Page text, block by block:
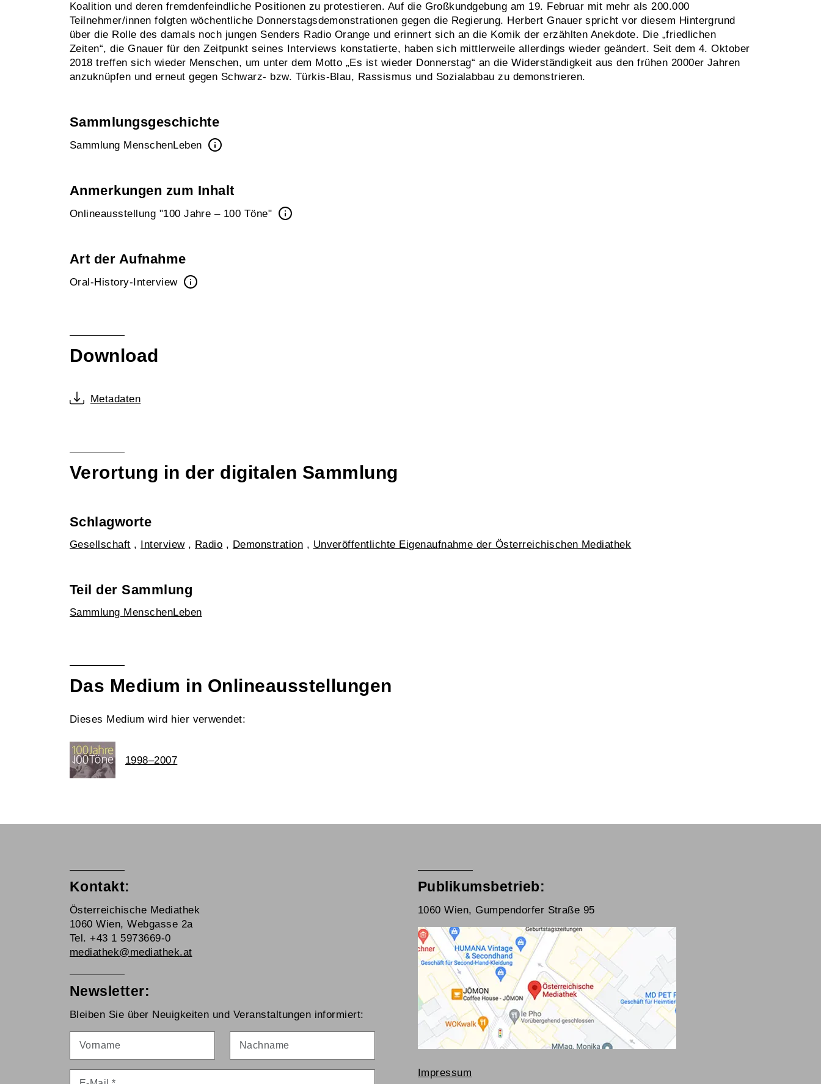
Koalition und deren fremdenfeindliche Positionen zu protestieren. Auf die Großkundgebung am 19. Februar mit mehr als 200.000
Teilnehmer/innen folgten wöchentliche Donnerstagsdemonstrationen gegen die Regierung. Herbert Gnauer spricht vor diesem Hintergrund
über die Rolle des damals noch jungen Senders Radio Orange und erinnert sich an die Komik der erzählten Anekdote. Die „friedlichen
Zeiten“, die Gnauer für den Zeitpunkt seines Interviews konstatierte, haben sich mittlerweile allerdings wieder geändert. Seit dem 4. Oktober
2018 treffen sich wieder Menschen, um unter dem Motto „Es ist wieder Donnerstag“ an die Widerständigkeit aus den frühen 2000er Jahren
anzuknüpfen und erneut gegen Schwarz- bzw. Türkis-Blau, Rassismus und Sozialabbau zu demonstrieren.
Sammlungsgeschichte
Sammlung MenschenLeben
Anmerkungen zum Inhalt
Onlineausstellung "100 Jahre – 100 Töne"
Art der Aufnahme
Oral-History-Interview
Download
Metadaten
Verortung in der digitalen Sammlung
Schlagworte
Gesellschaft , Interview, Radio , Demonstration , Unveröffentlichte Eigenaufnahme der Österreichischen Mediathek
Teil der Sammlung
Sammlung MenschenLeben
Das Medium in Onlineausstellungen
Dieses Medium wird hier verwendet:
1998–2007
Kontakt:
Österreichische Mediathek
1060 Wien, Webgasse 2a
Tel. +43 1 5973669-0
mediathek@mediathek.at
Newsletter:
Bleiben Sie über Neuigkeiten und Veranstaltungen informiert:
Publikumsbetrieb:
1060 Wien, Gumpendorfer Straße 95
Impressum